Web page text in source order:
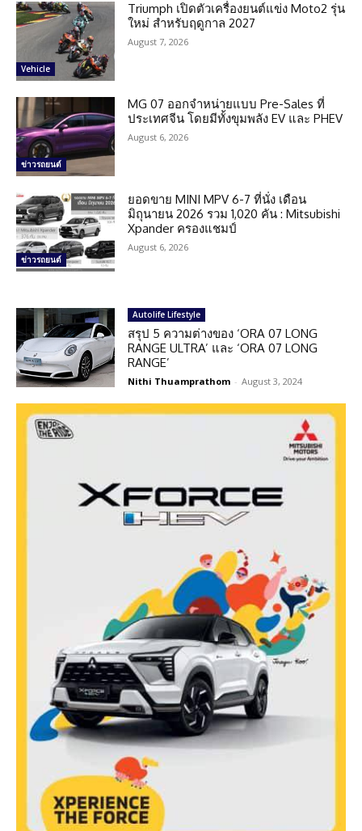
Vehicle
Triumph เปิดตัวเครื่องยนต์แข่ง Moto2 รุ่น
ใหม่ สำหรับฤดูกาล 2027
August 7, 2026
ข่าวรถยนต์
MG 07 ออกจำหน่ายแบบ Pre-Sales ที่
ประเทศจีน โดยมีทั้งขุมพลัง EV และ PHEV
August 6, 2026
ข่าวรถยนต์
ยอดขาย MINI MPV 6-7 ที่นั่ง เดือน
มิถุนายน 2026 รวม 1,020 คัน : Mitsubishi
Xpander ครองแชมป์
August 6, 2026
Autolife Lifestyle
สรุป 5 ความต่างของ ‘ORA 07 LONG
RANGE ULTRA’ และ ‘ORA 07 LONG
RANGE’
Nithi Thuamprathom - August 3, 2024